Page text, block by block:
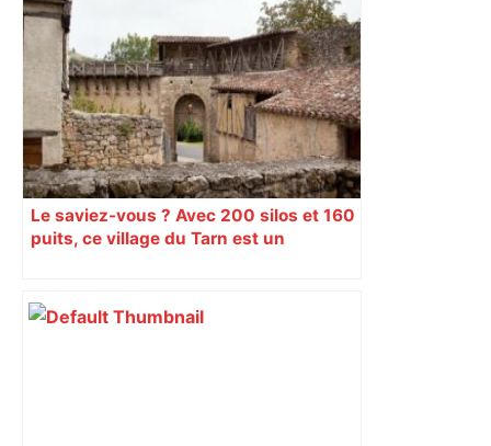
Le saviez-vous ? Avec 200 silos et 160
puits, ce village du Tarn est un